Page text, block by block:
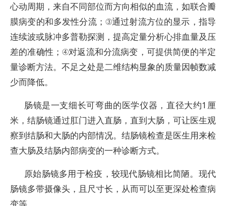
心动周期，来自不同部位而方向相似的血流，如联合瓣
膜病变的和多发性分流；③通过射流方位的显示，指导
连续波或脉冲多普勒探测，提高定量分析心排血量及压
差的准确性；④对返流和分流病变，可提供简便的半定
量诊断方法。不足之处是二维结构显象的质量因帧数减
少而降低。
肠镜是一支细长可弯曲的医学仪器，直径大约1厘
米，结肠镜通过肛门进入直肠，直到大肠，可让医生观
察到结肠和大肠的内部情况。结肠镜检查是医生用来检
查大肠及结肠内部病变的一种诊断方式。
原始肠镜多用于检疫，较现代肠镜相比简陋。现代
肠镜多带摄像头，且尺寸长，从而可以至更深处检查病